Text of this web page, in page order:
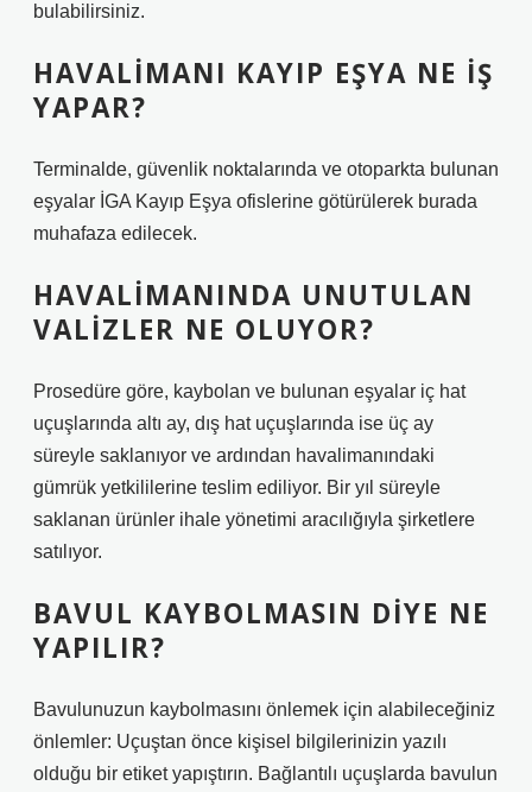
bulabilirsiniz.
HAVALIMANI KAYIP EŞYA NE IŞ
YAPAR?
Terminalde, güvenlik noktalarında ve otoparkta bulunan
eşyalar İGA Kayıp Eşya ofislerine götürülerek burada
muhafaza edilecek.
HAVALIMANINDA UNUTULAN
VALIZLER NE OLUYOR?
Prosedüre göre, kaybolan ve bulunan eşyalar iç hat
uçuşlarında altı ay, dış hat uçuşlarında ise üç ay
süreyle saklanıyor ve ardından havalimanındaki
gümrük yetkililerine teslim ediliyor. Bir yıl süreyle
saklanan ürünler ihale yönetimi aracılığıyla şirketlere
satılıyor.
BAVUL KAYBOLMASIN DIYE NE
YAPILIR?
Bavulunuzun kaybolmasını önlemek için alabileceğiniz
önlemler: Uçuştan önce kişisel bilgilerinizin yazılı
olduğu bir etiket yapıştırın. Bağlantılı uçuşlarda bavulun